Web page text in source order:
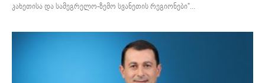
კახეთისა და სამეგრელო-ზემო სვანეთის რეგიონები"...